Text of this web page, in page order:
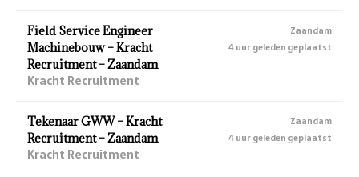
Field Service Engineer
Machinebouw – Kracht
Recruitment – Zaandam
Kracht Recruitment
Zaandam
4 uur geleden geplaatst
Tekenaar GWW – Kracht
Recruitment – Zaandam
Kracht Recruitment
Zaandam
4 uur geleden geplaatst